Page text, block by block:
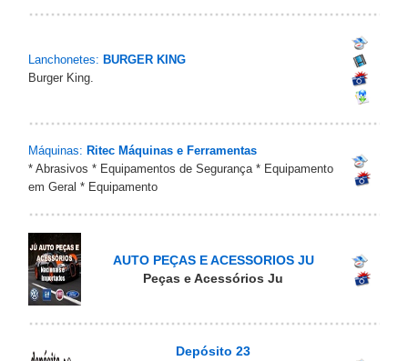
Lanchonetes: BURGER KING
Burger King.
Máquinas: Ritec Máquinas e Ferramentas
* Abrasivos * Equipamentos de Segurança * Equipamento
em Geral * Equipamento
AUTO PEÇAS E ACESSORIOS JU
Peças e Acessórios Ju
Depósito 23